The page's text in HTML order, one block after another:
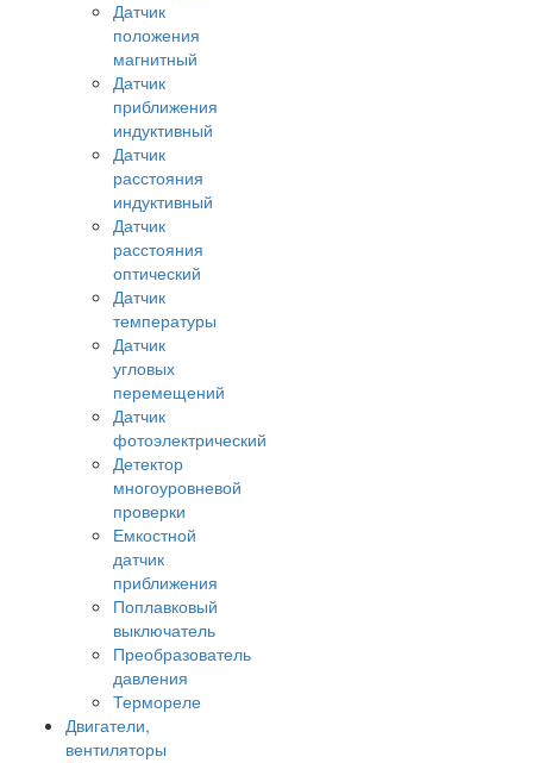
Датчик
положения
магнитный
Датчик
приближения
индуктивный
Датчик
расстояния
индуктивный
Датчик
расстояния
оптический
Датчик
температуры
Датчик
угловых
перемещений
Датчик
фотоэлектрический
Детектор
многоуровневой
проверки
Емкостной
датчик
приближения
Поплавковый
выключатель
Преобразователь
давления
Термореле
Двигатели,
вентиляторы